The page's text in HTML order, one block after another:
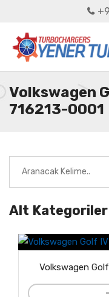
Volkswagen
716213-0001
Alt Kategoriler
Volkswagen